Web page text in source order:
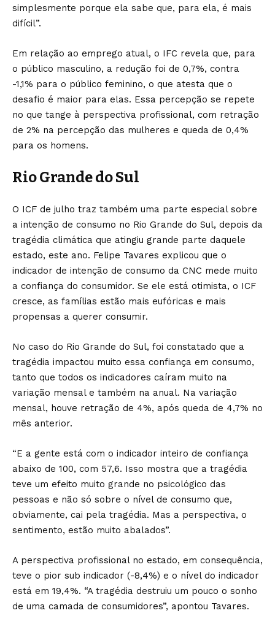
simplesmente porque ela sabe que, para ela, é mais
difícil”.
Em relação ao emprego atual, o IFC revela que, para
o público masculino, a redução foi de 0,7%, contra
-1,1% para o público feminino, o que atesta que o
desafio é maior para elas. Essa percepção se repete
no que tange à perspectiva profissional, com retração
de 2% na percepção das mulheres e queda de 0,4%
para os homens.
Rio Grande do Sul
O ICF de julho traz também uma parte especial sobre
a intenção de consumo no Rio Grande do Sul, depois da
tragédia climática que atingiu grande parte daquele
estado, este ano. Felipe Tavares explicou que o
indicador de intenção de consumo da CNC mede muito
a confiança do consumidor. Se ele está otimista, o ICF
cresce, as famílias estão mais eufóricas e mais
propensas a querer consumir.
No caso do Rio Grande do Sul, foi constatado que a
tragédia impactou muito essa confiança em consumo,
tanto que todos os indicadores caíram muito na
variação mensal e também na anual. Na variação
mensal, houve retração de 4%, após queda de 4,7% no
mês anterior.
“E a gente está com o indicador inteiro de confiança
abaixo de 100, com 57,6. Isso mostra que a tragédia
teve um efeito muito grande no psicológico das
pessoas e não só sobre o nível de consumo que,
obviamente, cai pela tragédia. Mas a perspectiva, o
sentimento, estão muito abalados”.
A perspectiva profissional no estado, em consequência,
teve o pior sub indicador (-8,4%) e o nível do indicador
está em 19,4%. “A tragédia destruiu um pouco o sonho
de uma camada de consumidores”, apontou Tavares.